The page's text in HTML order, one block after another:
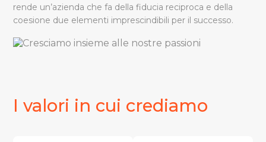
rende un’azienda che fa della fiducia reciproca e della
coesione due elementi imprescindibili per il successo.
I valori in cui crediamo